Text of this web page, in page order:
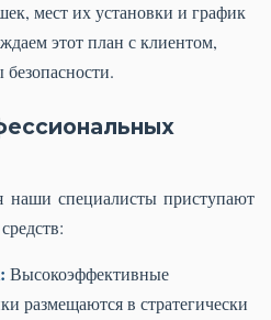
мест их установки и график
этот план с клиентом,
наши специалисты приступают
Высокоэффективные
размещаются в стратегически